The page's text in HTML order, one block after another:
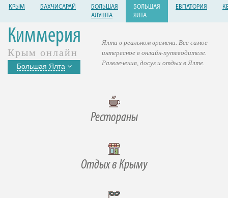
КРЫМ БАХЧИСАРАЙ
БОЛЬШАЯ
АЛУШТА
БОЛЬШАЯ
ЯЛТА
ЕВПАТОРИЯ
Киммерия
Крым онлайн
Большая Ялта
Рестораны
Отдых в Крыму
Ялта в реальном времени. Все самое
интересное в онлайн-путеводителе.
Развлечения, досуг и отдых в Ялте.